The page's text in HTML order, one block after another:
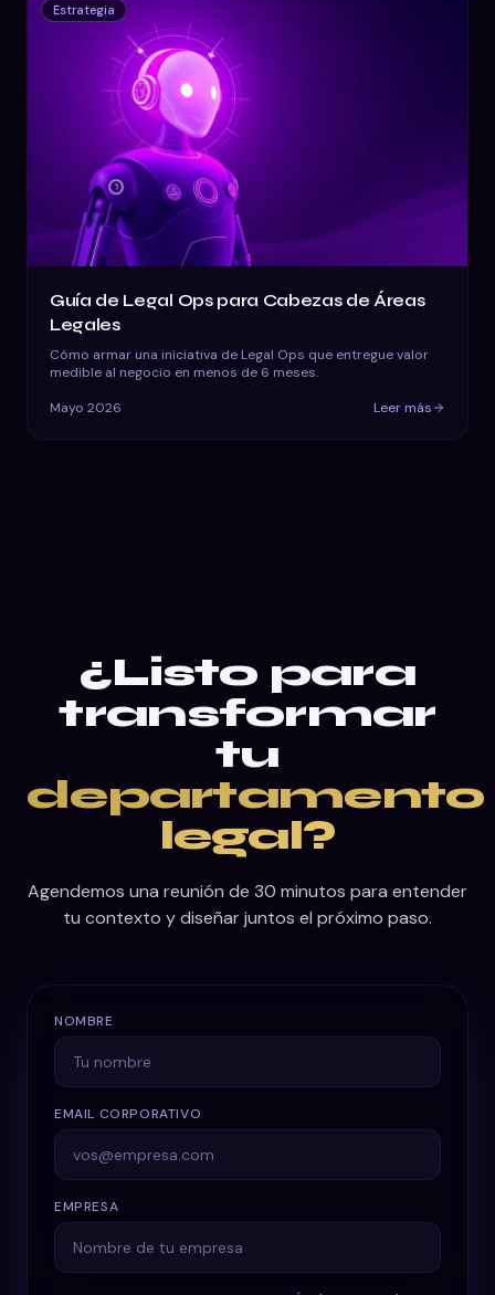
Estrategia
Guía de Legal Ops para Cabezas de Áreas
Legales
Cómo armar una iniciativa de Legal Ops que entregue valor
medible al negocio en menos de 6 meses.
Mayo 2026
Leer más
¿Listo para
transformar
tu
departamento
legal?
Agendemos una reunión de 30 minutos para entender
tu contexto y diseñar juntos el próximo paso.
NOMBRE
EMAIL CORPORATIVO
EMPRESA